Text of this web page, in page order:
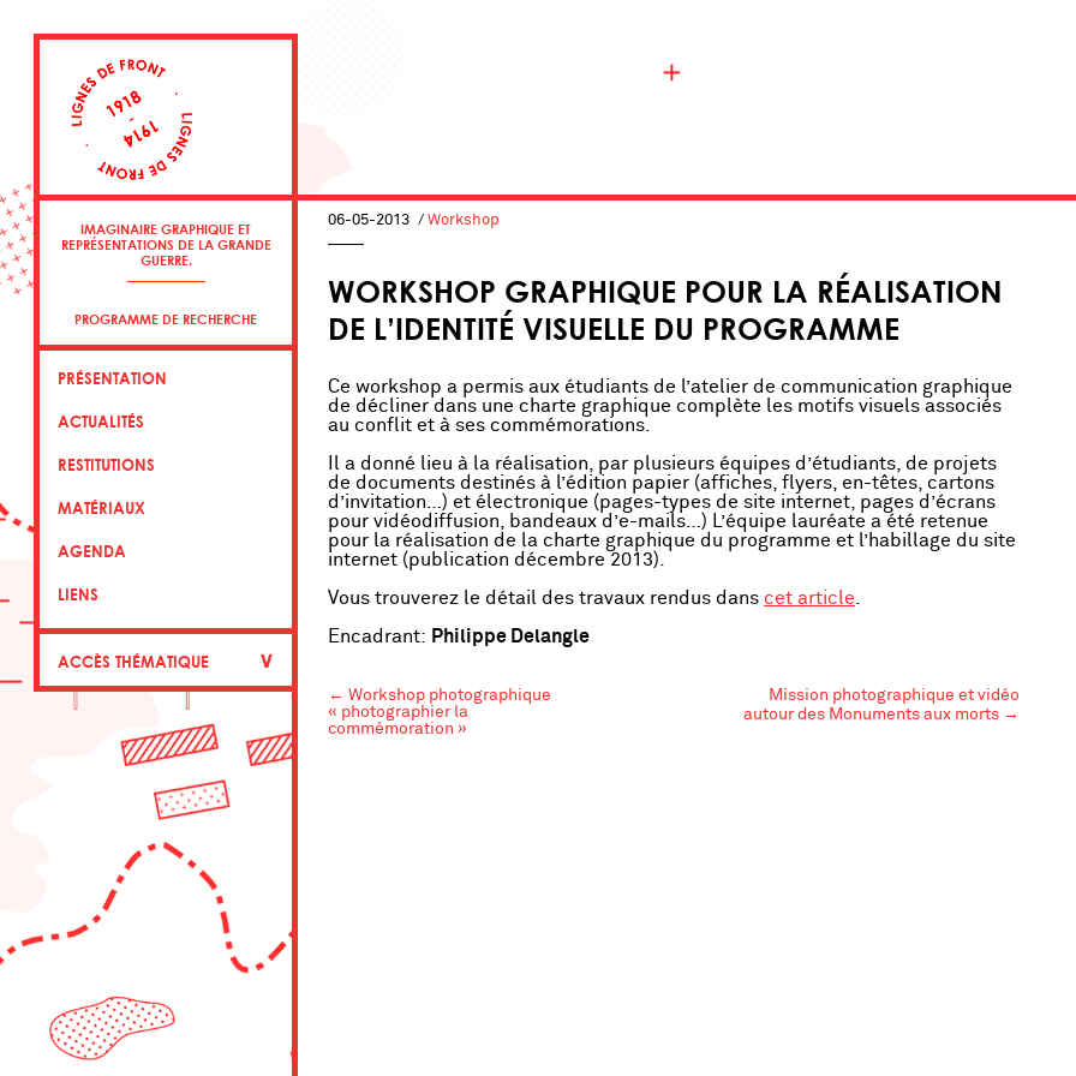
IMAGINAIRE GRAPHIQUE ET
REPRÉSENTATIONS DE LA GRANDE
GUERRE.
PROGRAMME DE RECHERCHE
PRÉSENTATION
ACTUALITÉS
RESTITUTIONS
MATÉRIAUX
AGENDA
LIENS
ACCÈS THÉMATIQUE ∨
06-05-2013 / Workshop
WORKSHOP GRAPHIQUE POUR LA RÉALISATION
DE L’IDENTITÉ VISUELLE DU PROGRAMME
Ce workshop a permis aux étudiants de l’atelier de communication graphique
de décliner dans une charte graphique complète les motifs visuels associés
au conflit et à ses commémorations.
Il a donné lieu à la réalisation, par plusieurs équipes d’étudiants, de projets
de documents destinés à l’édition papier (affiches, flyers, en-têtes, cartons
d’invitation…) et électronique (pages-types de site internet, pages d’écrans
pour vidéodiffusion, bandeaux d’e-mails…) L’équipe lauréate a été retenue
pour la réalisation de la charte graphique du programme et l’habillage du site
internet (publication décembre 2013).
Vous trouverez le détail des travaux rendus dans cet article
Encadrant: Philippe Delangle
← Workshop photographique
« photographier la
commémoration »
Mission photographique et vidéo
autour des Monuments aux morts →